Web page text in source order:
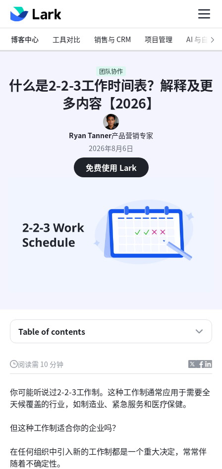
博客中心 工具对比 销售与 CRM 项目管理 AI 与自动化
团队协作
什么是2-2-3工作时间表？解释及更
多内容【2026】
Ryan Tanner产品营销专家
2026年8月6日
免费使用 Lark
阅读需 10 分钟
你可能听说过2-2-3工作制。这种工作制通常应用于需要全
天候覆盖的行业，如制造业、紧急服务和医疗保健。
但这种工作制适合你的企业吗？
在任何组织中引入新的工作制都是一个重大决定，常常伴
随着不确定性。
Table of contents
什么是2-2-3工作时间表？
使用2-2-3工作时间表的优点和缺点是什么？
Lark 帮助安排日程以及更多其他功能